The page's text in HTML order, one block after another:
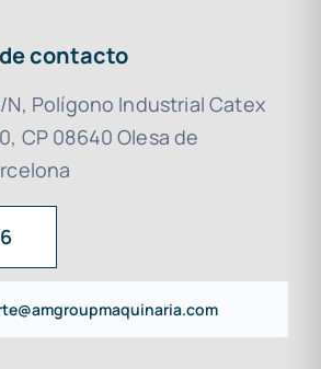
contacto
N, Polígono Industrial Catex
CP 08640 Olesa de